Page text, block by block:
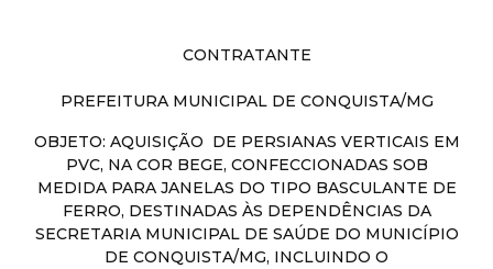
CONTRATANTE
PREFEITURA MUNICIPAL DE CONQUISTA/MG
OBJETO: AQUISIÇÃO DE PERSIANAS VERTICAIS EM
PVC, NA COR BEGE, CONFECCIONADAS SOB
MEDIDA PARA JANELAS DO TIPO BASCULANTE DE
FERRO, DESTINADAS ÀS DEPENDÊNCIAS DA
SECRETARIA MUNICIPAL DE SAÚDE DO MUNICÍPIO
DE CONQUISTA/MG, INCLUINDO O